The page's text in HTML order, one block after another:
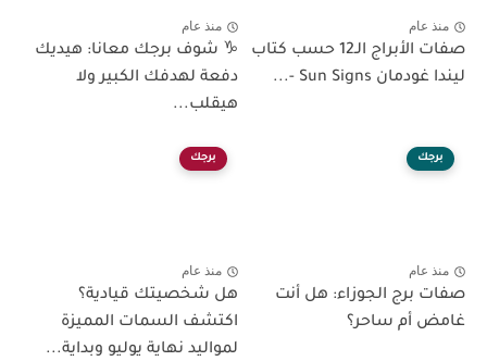
منذ عام
صفات الأبراج الـ12 حسب كتاب
ليندا غودمان Sun Signs -...
منذ عام
♑ شوف برجك معانا: هيديك
دفعة لهدفك الكبير ولا
هيقلب...
برجك
منذ عام
صفات برج الجوزاء: هل أنت
غامض أم ساحر؟
برجك
منذ عام
هل شخصيتك قيادية؟
اكتشف السمات المميزة
لمواليد نهاية يوليو وبداية...